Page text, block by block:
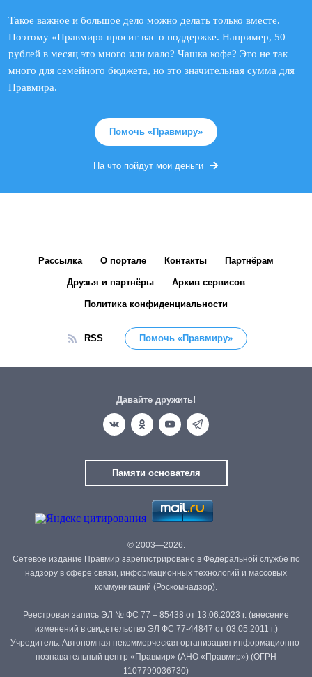
Такое важное и большое дело можно делать только вместе.
Поэтому «Правмир» просит вас о поддержке. Например, 50
рублей в месяц это много или мало? Чашка кофе? Это не так
много для семейного бюджета, но это значительная сумма для
Правмира.
Помочь «Правмиру»
На что пойдут мои деньги
Рассылка О портале Контакты Партнёрам
Друзья и партнёры Архив сервисов
Политика конфиденциальности
RSS Помочь «Правмиру»
Давайте дружить!
Памяти основателя
© 2003—2026.
Сетевое издание Правмир зарегистрировано в Федеральной службе по
надзору в сфере связи, информационных технологий и массовых
коммуникаций (Роскомнадзор).
Реестровая запись ЭЛ № ФС 77 – 85438 от 13.06.2023 г. (внесение
изменений в свидетельство ЭЛ ФС 77-44847 от 03.05.2011 г.)
Учредитель: Автономная некоммерческая организация информационно-
познавательный центр «Правмир» (АНО «Правмир») (ОГРН
1107799036730)